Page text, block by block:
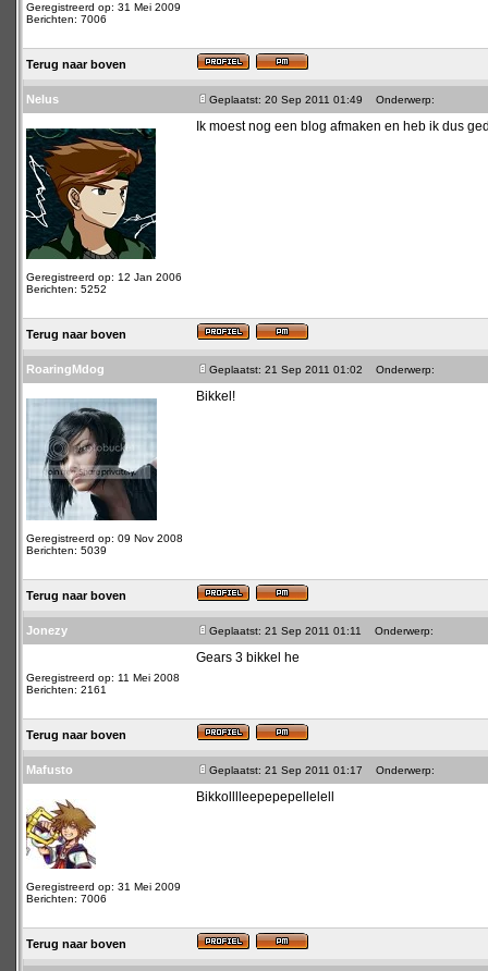
Geregistreerd op: 31 Mei 2009
Berichten: 7006
Terug naar boven
Nelus Geplaatst: 20 Sep 2011 01:49 Onderwerp:
Geregistreerd op: 12 Jan 2006
Berichten: 5252
Ik moest nog een blog afmaken en heb ik dus
Terug naar boven
RoaringMdog Geplaatst: 21 Sep 2011 01:02 Onderwerp:
Geregistreerd op: 09 Nov 2008
Berichten: 5039
Bikkel!
Terug naar boven
Jonezy Geplaatst: 21 Sep 2011 01:11 Onderwerp:
Geregistreerd op: 11 Mei 2008
Berichten: 2161
Gears 3 bikkel he
Terug naar boven
Mafusto Geplaatst: 21 Sep 2011 01:17 Onderwerp:
Geregistreerd op: 31 Mei 2009
Berichten: 7006
Bikkolllleepepepellelell
Terug naar boven